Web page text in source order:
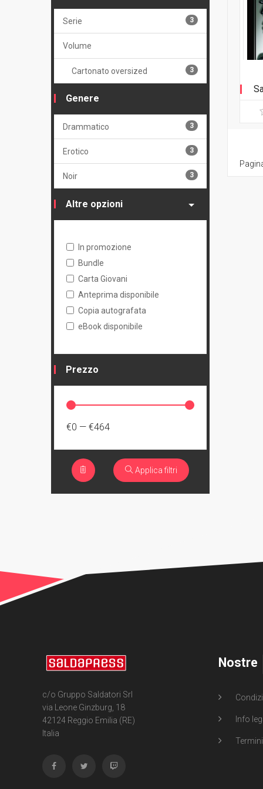
Serie 3
Volume
Cartonato oversized 3
Genere
Drammatico 3
Erotico 3
Noir 3
Altre opzioni
In promozione
Bundle
Carta Giovani
Anteprima disponibile
Copia autografata
eBook disponibile
Prezzo
€0 — €464
Applica filtri
c/o Gruppo Saldatori Srl
via Leone Ginzburg, 18
42124 Reggio Emilia (RE)
Italia
Nostre
Info